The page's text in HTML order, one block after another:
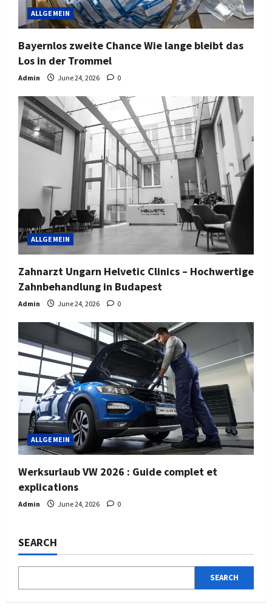
ALLGEMEIN
Bayernlos zweite Chance Wie lange bleibt das
Los in der Trommel
Admin June 24, 2026 0
ALLGEMEIN
Zahnarzt Ungarn Helvetic Clinics – Hochwertige
Zahnbehandlung in Budapest
Admin June 24, 2026 0
ALLGEMEIN
Werksurlaub VW 2026 : Guide complet et
explications
Admin June 24, 2026 0
SEARCH
SEARCH